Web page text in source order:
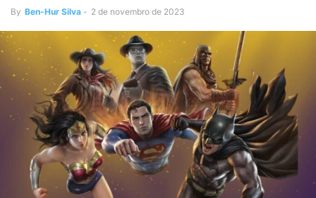
By Ben-Hur Silva - 2 de novembro de 2023